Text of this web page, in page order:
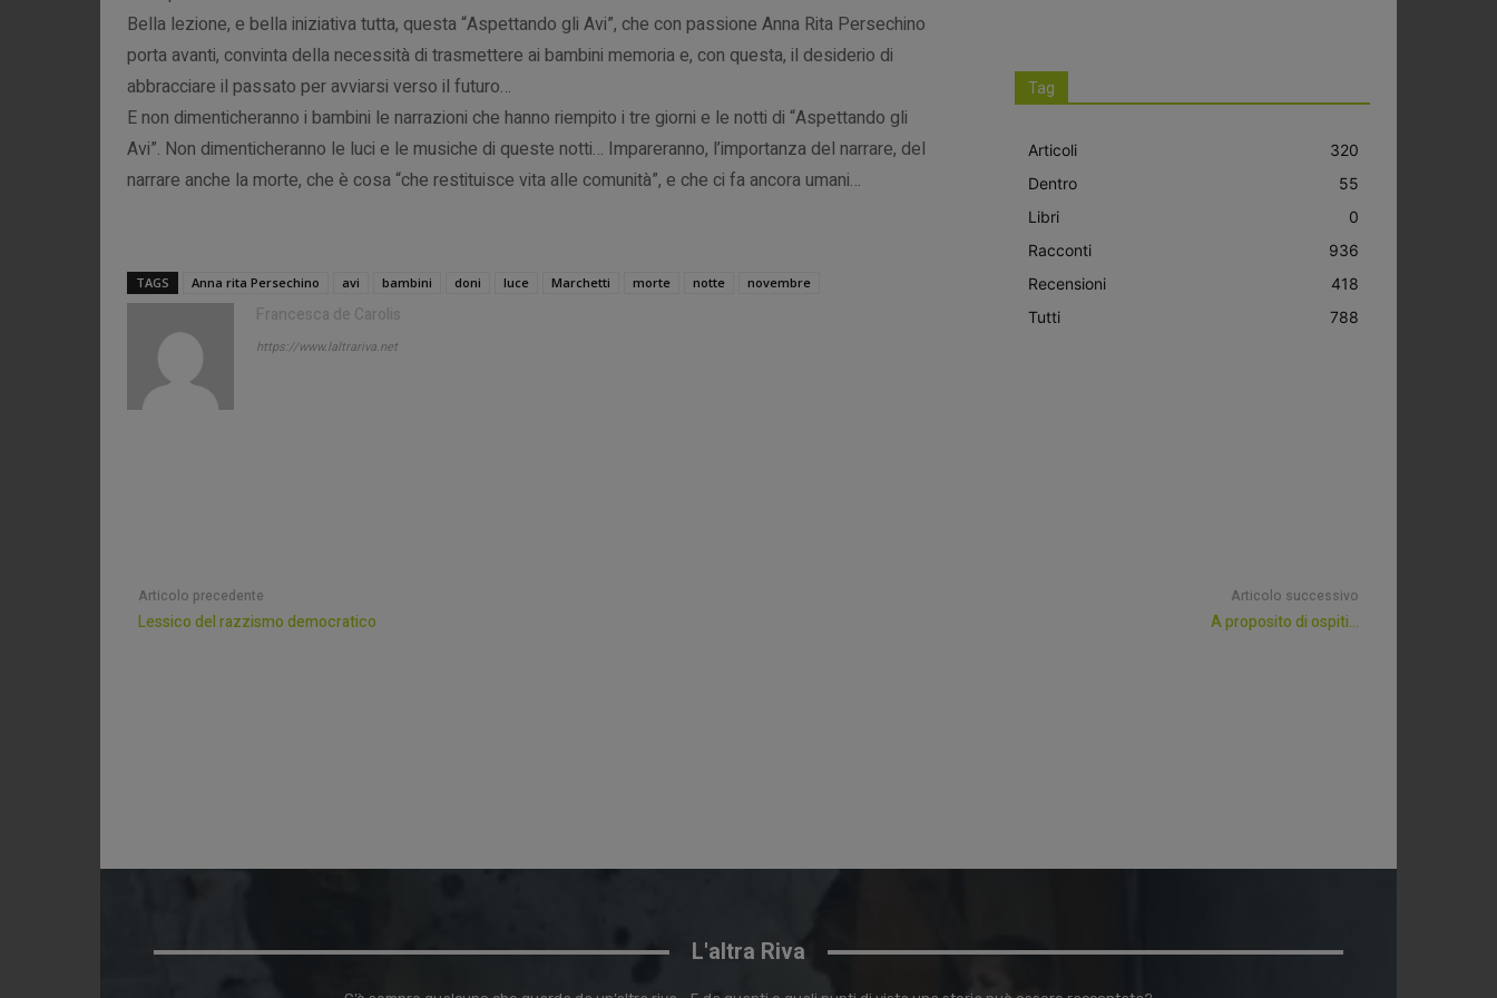
Bella lezione, e bella iniziativa tutta, questa “Aspettando gli Avi”, che con passione Anna Rita Persechino
porta avanti, convinta della necessità di trasmettere ai bambini memoria e, con questa, il desiderio di
abbracciare il passato per avviarsi verso il futuro…
E non dimenticheranno i bambini le narrazioni che hanno riempito i tre giorni e le notti di “Aspettando gli
Avi”. Non dimenticheranno le luci e le musiche di queste notti… Impareranno, l’importanza del narrare, del
narrare anche la morte, che è cosa “che restituisce vita alle comunità”, e che ci fa ancora umani…
TAGS Anna rita Persechino avi bambini doni luce Marchetti morte notte novembre
Francesca de Carolis
https://www.laltrariva.net
Tag
Articoli
320
Dentro
55
Libri
0
Racconti
936
Recensioni
418
Tutti
788
Articolo precedente
Lessico del razzismo democratico
Articolo successivo
A proposito di ospiti…
L'altra Riva